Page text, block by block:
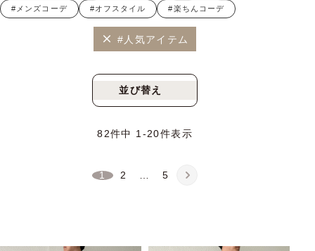
#メンズコーデ #オフスタイル #楽ちんコーデ
#人気アイテム
並び替え
82件中 1 -20件表示
1 2 5